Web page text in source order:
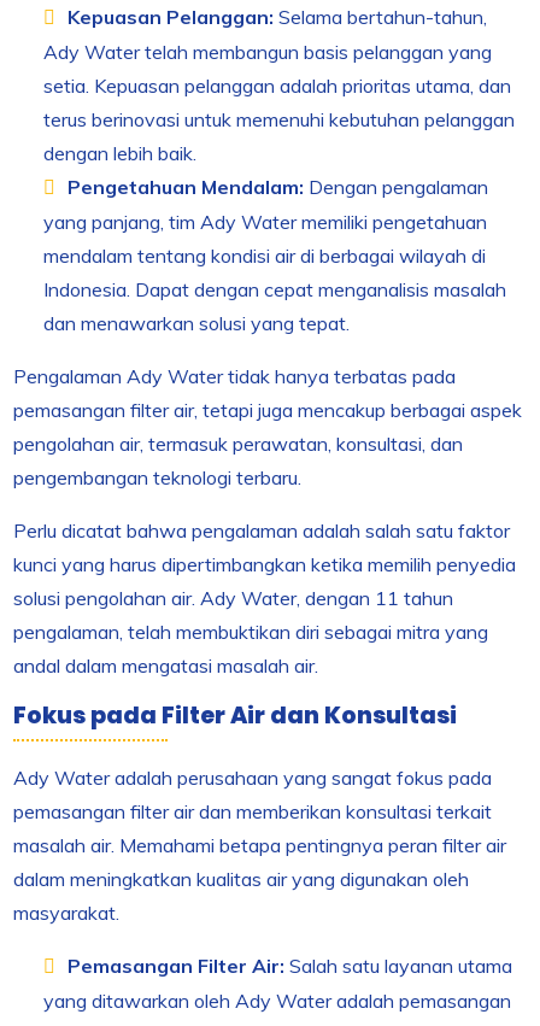
Kepuasan Pelanggan: Selama bertahun-tahun,
Ady Water telah membangun basis pelanggan yang
setia. Kepuasan pelanggan adalah prioritas utama, dan
terus berinovasi untuk memenuhi kebutuhan pelanggan
dengan lebih baik.
Pengetahuan Mendalam: Dengan pengalaman
yang panjang, tim Ady Water memiliki pengetahuan
mendalam tentang kondisi air di berbagai wilayah di
Indonesia. Dapat dengan cepat menganalisis masalah
dan menawarkan solusi yang tepat.
Pengalaman Ady Water tidak hanya terbatas pada
pemasangan filter air, tetapi juga mencakup berbagai aspek
pengolahan air, termasuk perawatan, konsultasi, dan
pengembangan teknologi terbaru.
Perlu dicatat bahwa pengalaman adalah salah satu faktor
kunci yang harus dipertimbangkan ketika memilih penyedia
solusi pengolahan air. Ady Water, dengan 11 tahun
pengalaman, telah membuktikan diri sebagai mitra yang
andal dalam mengatasi masalah air.
Fokus pada Filter Air dan Konsultasi
Ady Water adalah perusahaan yang sangat fokus pada
pemasangan filter air dan memberikan konsultasi terkait
masalah air. Memahami betapa pentingnya peran filter air
dalam meningkatkan kualitas air yang digunakan oleh
masyarakat.
Pemasangan Filter Air: Salah satu layanan utama
yang ditawarkan oleh Ady Water adalah pemasangan